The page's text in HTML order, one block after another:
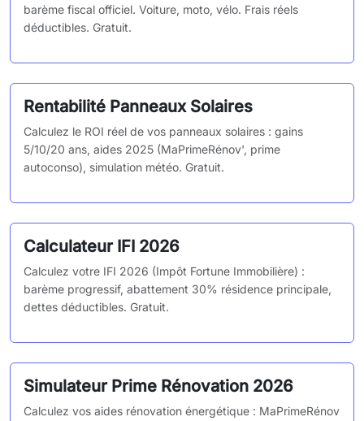
barème fiscal officiel. Voiture, moto, vélo. Frais réels
déductibles. Gratuit.
Rentabilité Panneaux Solaires
Calculez le ROI réel de vos panneaux solaires : gains
5/10/20 ans, aides 2025 (MaPrimeRénov', prime
autoconso), simulation météo. Gratuit.
Calculateur IFI 2026
Calculez votre IFI 2026 (Impôt Fortune Immobilière) :
barème progressif, abattement 30% résidence principale,
dettes déductibles. Gratuit.
Simulateur Prime Rénovation 2026
Calculez vos aides rénovation énergétique : MaPrimeRénov